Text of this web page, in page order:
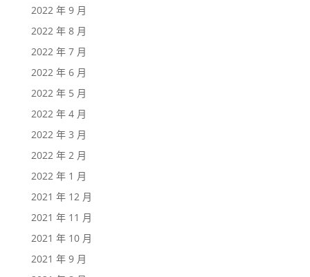
2022 年 9 月
2022 年 8 月
2022 年 7 月
2022 年 6 月
2022 年 5 月
2022 年 4 月
2022 年 3 月
2022 年 2 月
2022 年 1 月
2021 年 12 月
2021 年 11 月
2021 年 10 月
2021 年 9 月